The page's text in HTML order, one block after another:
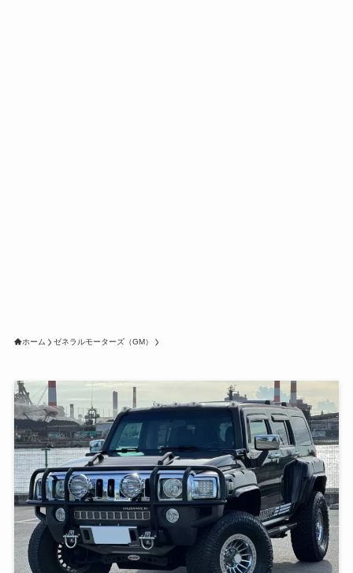
ホーム ゼネラルモーターズ（GM）